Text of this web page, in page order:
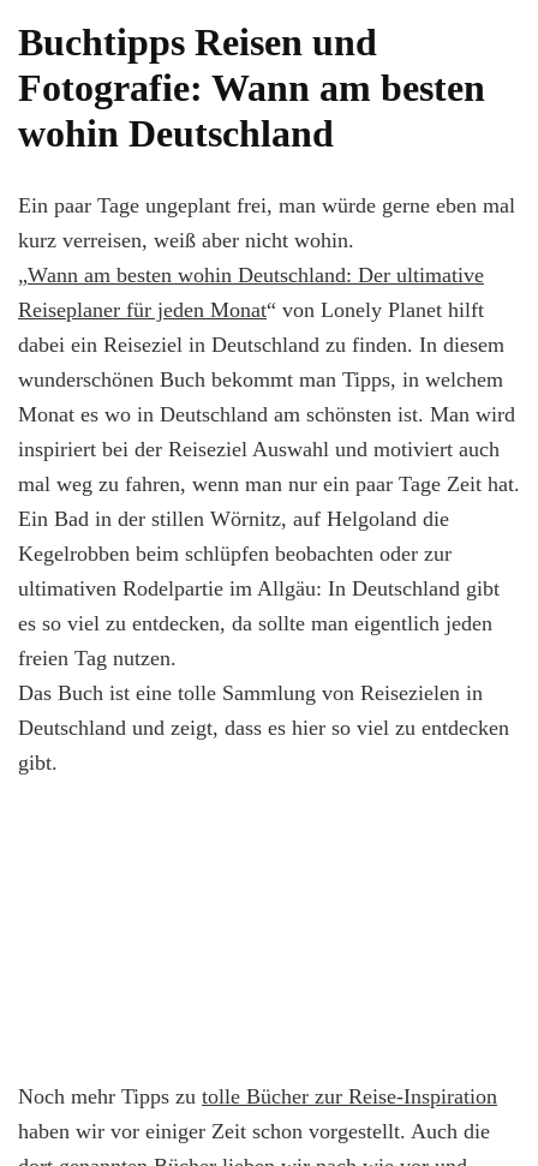
Buchtipps Reisen und
Fotografie: Wann am besten
wohin Deutschland
Ein paar Tage ungeplant frei, man würde gerne eben mal
kurz verreisen, weiß aber nicht wohin.
„Wann am besten wohin Deutschland: Der ultimative
Reiseplaner für jeden Monat“ von Lonely Planet hilft
dabei ein Reiseziel in Deutschland zu finden. In diesem
wunderschönen Buch bekommt man Tipps, in welchem
Monat es wo in Deutschland am schönsten ist. Man wird
inspiriert bei der Reiseziel Auswahl und motiviert auch
mal weg zu fahren, wenn man nur ein paar Tage Zeit hat.
Ein Bad in der stillen Wörnitz, auf Helgoland die
Kegelrobben beim schlüpfen beobachten oder zur
ultimativen Rodelpartie im Allgäu: In Deutschland gibt
es so viel zu entdecken, da sollte man eigentlich jeden
freien Tag nutzen.
Das Buch ist eine tolle Sammlung von Reisezielen in
Deutschland und zeigt, dass es hier so viel zu entdecken
gibt.
Noch mehr Tipps zu tolle Bücher zur Reise-Inspiration
haben wir vor einiger Zeit schon vorgestellt. Auch die